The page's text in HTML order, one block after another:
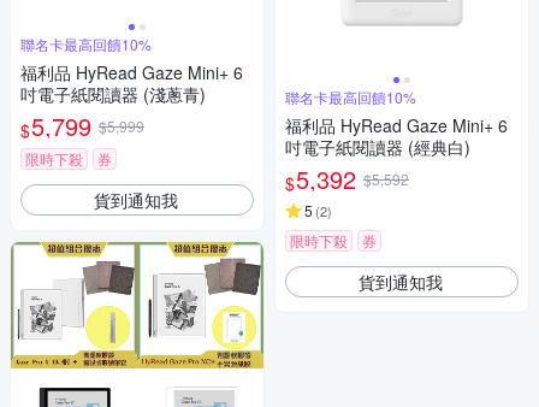
聯名卡最高回饋10%
福利品 HyRead Gaze Mini+ 6
吋電子紙閱讀器 (淺蔥青)
$5,799 $5,999
限時下殺
券
貨到通知我
聯名卡最高回饋10%
福利品 HyRead Gaze Mini+ 6
吋電子紙閱讀器 (經典白)
$5,392 $5,592
5 (2)
限時下殺 券
貨到通知我